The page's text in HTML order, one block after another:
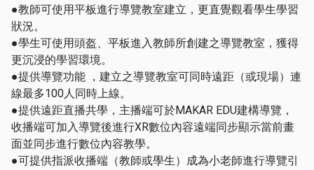
●教師可使用平板進行導覽教室建立，更直覺觀看學生學習
狀況。
●學生可使用頭盔、平板進入教師所創建之導覽教室，獲得
更沉浸的學習環境。
●提供導覽功能 ，建立之導覽教室可同時遠距（或現場）連
線最多100人同時上線。
●提供遠距直播共學，主播端可於MAKAR EDU建構導覽，
收播端可加入導覽後進行XR數位內容遠端同步顯示當前畫
面並同步進行數位內容教學。
●可提供指派收播端（教師或學生）成為小老師進行導覽引